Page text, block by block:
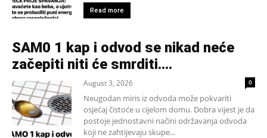
Read more
SAM0 1 kap i odvod se nikad neće
začepiti niti će smrditi….
August 3, 2026 0
Neugodan miris iz odvoda može pokvariti
osjećaj čistoće u cijelom domu. Dobra vijest je da
postoje jednostavni načini održavanja odvoda
koji ne zahtijevaju skupe...